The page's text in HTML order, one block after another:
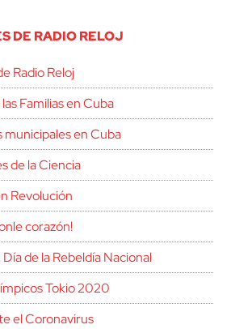
DE RADIO RELOJ
Radio Reloj
Familias en Cuba
municipales en Cuba
de la Ciencia
Revolución
corazón!
de la Rebeldía Nacional
Tokio 2020
el Coronavirus